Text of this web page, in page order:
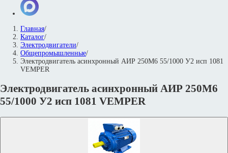
Главная/
Каталог/
Электродвигатели/
Общепромышленные/
Электродвигатель асинхронный АИР 250M6 55/1000 У2 исп 1081
VEMPER
Электродвигатель асинхронный АИР 250M6
55/1000 У2 исп 1081 VEMPER